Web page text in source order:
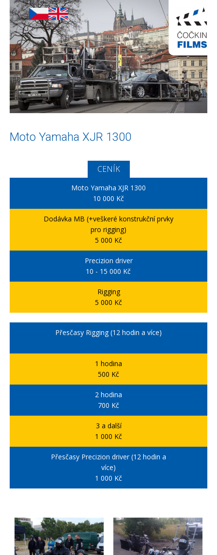
Moto Yamaha XJR 1300
CENÍK
Moto Yamaha XJR 1300
10 000 Kč
Dodávka MB (+veškeré konstrukční prvky
pro rigging)
5 000 Kč
Precizion driver
10 - 15 000 Kč
Rigging
5 000 Kč
Přesčasy Rigging (12 hodin a více)
1 hodina
500 Kč
2 hodina
700 Kč
3 a další
1 000 Kč
Přesčasy Precizion driver (12 hodin a
více)
1 000 Kč